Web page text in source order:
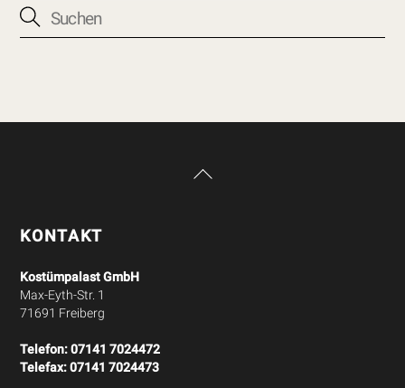
Back
KONTAKT
Kostümpalast GmbH
Max-Eyth-Str. 1
71691 Freiberg
Telefon:07141 7024472
Telefax:07141 7024473